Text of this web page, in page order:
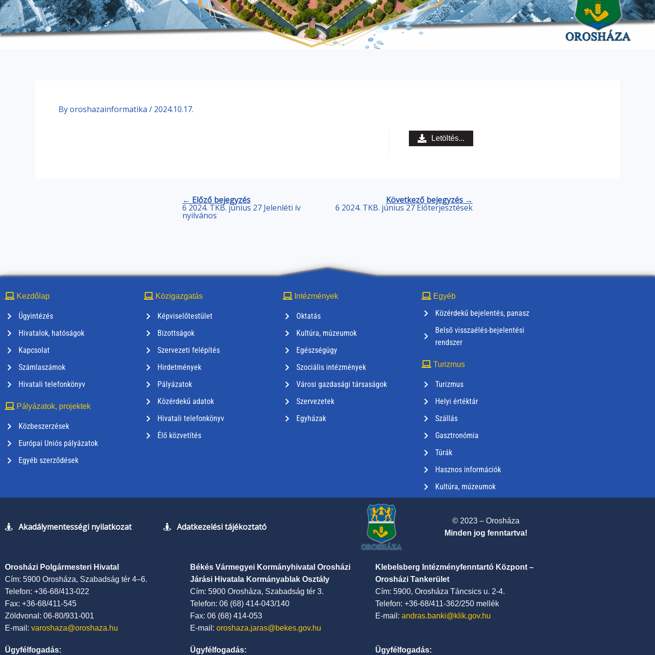
Byoroshazainformatika / 2024.10.17.
Letöltés...
← Előző bejegyzés
6 2024. TKB. június 27 Jelenléti ív
nyilvános
Következő bejegyzés →
6 2024. TKB. június 27 Előterjesztések
Kezdőlap
Ügyintézés
Hivatalok, hatóságok
Kapcsolat
Számlaszámok
Hivatali telefonkönyv
Pályázatok, projektek
Közbeszerzések
Európai Uniós pályázatok
Egyéb szerződések
Közigazgatás
Képviselőtestület
Bizottságok
Szervezeti felépítés
Hirdetmények
Pályázatok
Közérdekű adatok
Hivatali telefonkönyv
Élő közvetítés
Intézmények
Oktatás
Kultúra, múzeumok
Egészségügy
Szociális intézmények
Városi gazdasági társaságok
Szervezetek
Egyházak
Egyéb
Közérdekű bejelentés, panasz
Belső visszaélés-bejelentési
rendszer
Turizmus
Turizmus
Helyi értéktár
Szállás
Gasztronómia
Túrák
Hasznos információk
Kultúra, múzeumok
Akadálymentességi nyilatkozat Adatkezelési tájékoztató
© 2023 – Orosháza
Minden jog fenntartva!
Orosházi Polgármesteri Hivatal
Cím: 5900 Orosháza, Szabadság tér 4–6.
Telefon: +36-68/413-022
Fax: +36-68/411-545
Zöldvonal: 06-80/931-001
E-mail: varoshaza@oroshaza.hu
Békés Vármegyei Kormányhivatal Orosházi
Járási Hivatala Kormányablak Osztály
Cím: 5900 Orosháza, Szabadság tér 3.
Telefon: 06 (68) 414-043/140
Fax: 06 (68) 414-053
E-mail: oroshaza.jaras@bekes.gov.hu
Klebelsberg Intézményfenntartó Központ –
Orosházi Tankerület
Cím: 5900, Orosháza Táncsics u. 2-4.
Telefon: +36-68/411-362/250 mellék
E-mail: andras.banki@klik.gov.hu
Ügyfélfogadás: Ügyfélfogadás: Ügyfélfogadás: